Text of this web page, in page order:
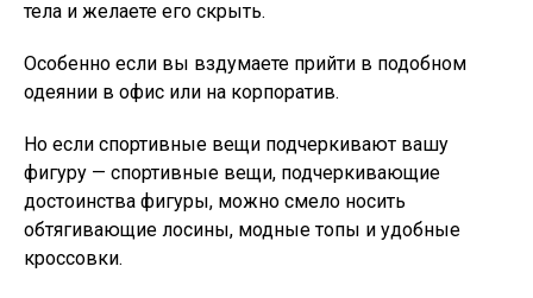
тела и желаете его скрыть.
Особенно если вы вздумаете прийти в подобном
одеянии в офис или на корпоратив.
Но если спортивные вещи подчеркивают вашу
фигуру — спортивные вещи, подчеркивающие
достоинства фигуры, можно смело носить
обтягивающие лосины, модные топы и удобные
кроссовки.